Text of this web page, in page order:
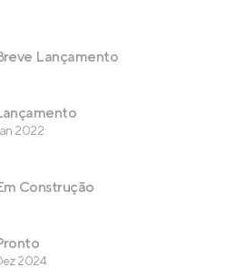
Lançamento
2022
Construção
2024